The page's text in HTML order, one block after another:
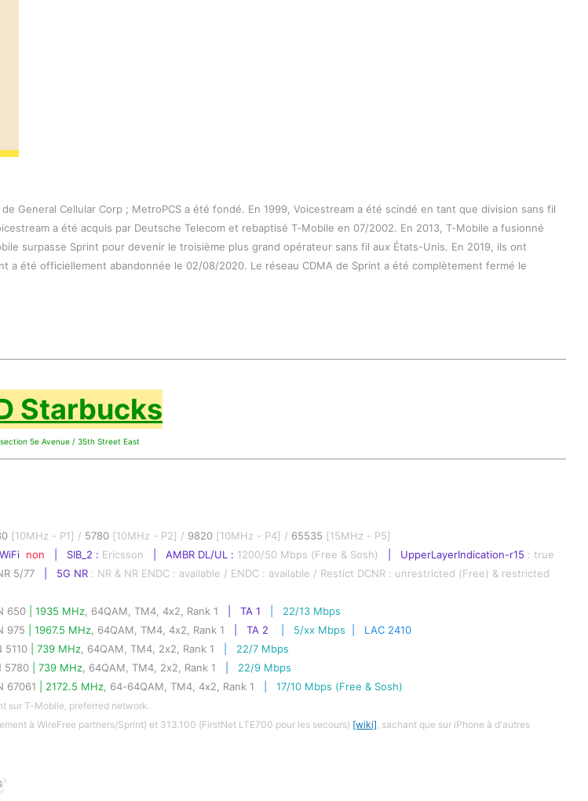
General Cellular Corp ; MetroPCS a été fondé. En 1999, Voicestream a été scindé en tant que division sans fil
a été acquis par Deutsche Telecom et rebaptisé T-Mobile en 07/2002. En 2013, T-Mobile a fusionné
surpasse Sprint pour devenir le troisième plus grand opérateur sans fil aux États-Unis. En 2019, ils ont
été officiellement abandonnée le 02/08/2020. Le réseau CDMA de Sprint a été complètement fermé le
Starbucks
5e Avenue / 35th Street East
[10MHz - P1] / 5780 [10MHz - P2] / 9820 [10MHz - P4] / 65535 [15MHz - P5]
non |   SIB_2 : Ericsson |   AMBR DL/UL : 1200/50 Mbps (Free & Sosh) |   UpperLayerIndication-r15 : true
5/77 |   5G NR : NR & NR ENDC : available / ENDC : available / Restict DCNR : unrestricted (Free) & restricted
650 | 1935 MHz , 64QAM, TM4, 4x2, Rank 1 |   TA 1
22/13 Mbps
975 | 1967.5 MHz , 64QAM, TM4, 4x2, Rank 1 |   TA 2 5/xx Mbps |   LAC 2410
5110 | 739 MHz , 64QAM, TM4, 2x2, Rank 1
22/7 Mbps
5780 | 739 MHz , 64QAM, TM4, 2x2, Rank 1
22/9 Mbps
67061 | 2172.5 MHz , 64-64QAM, TM4, 4x2, Rank 1 17/10 Mbps (Free & Sosh)
sur T-Mobile, preferred network.
à WireFree partners/Sprint) et 313.100 (FirstNet LTE700 pour les secours) [wiki], sachant que sur iPhone à d'autres